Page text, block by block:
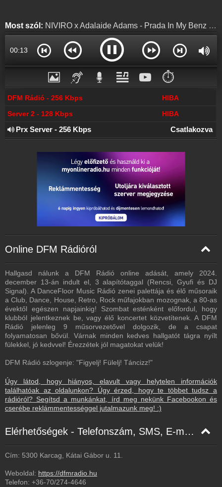
Most szól: NIVIRO x Adalaide Adams - Prada In My Benz (Extended Mix)
00:14
⏱️
DFM Rádió - 256 Kbps
HIBA
Server 2 - 128 Kbps
HIBA
Prx Server - 256 Kbps Csatlakozva
Online DFM Rádióról
Hallgasd nálunk a DFM Rádió online adását, amely 2024.
december 13-án indult el, 3 alapítótaggal (Rencsi, Gyufi és DJ
Signal). A DanceFloor Music Rádió zenei palettája és élő műsoraik
a Club, Dance, House, Retro, Rock műfajokban mozognak, a 80-as
évektől egészen napjainkig! Szombat esténként előfordul, hogy
klubból jelentkeznek be, vagy élő koncertet közvetítenek. A DFM
Rádió jelenleg 9 műsorvezetővel dolgozik, de a csapat
folyamatosan bővül. Várnak minden kedves hallgatót tágra nyílt
fülekkel, jó kedvvel! Érezzétek jól magatokat velük!
DFM Rádió szlogenje: "Figyelj! Fülelj! Táncizz!"
Úgy látod, hogy hiányos, elavult vagy helytelen információk
találhatóak az oldalunkon? Úgy érzed, hogy te többet tudsz a
rádióról? Segítsd a munkánkat, írd meg nekünk Facebookon és
cserébe reklámmentességgel jutalmazunk meg! :)
Elérhetőségek - Telefonszám, SMS, E-mail, Facebook
Cím: 5300 Karcag, Kátai Gábor u. 11.
Weboldal: https://dfmradio.hu
Telefon: +36-70/274-4646